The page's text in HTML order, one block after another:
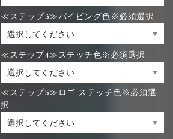
≪ステップ3≫パイピング色※必須選択
≪ステップ4≫ステッチ色※必須選択
≪ステップ5≫ロゴ ステッチ色※必須選
択